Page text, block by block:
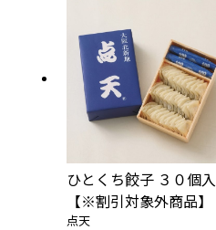
ひとくち餃子 ３０個入
【※割引対象外商品】
点天